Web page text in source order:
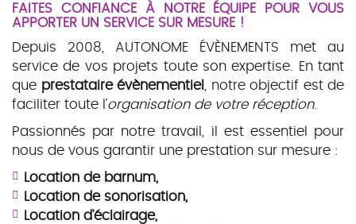
FAITES CONFIANCE À NOTRE ÉQUIPE POUR VOUS
APPORTER UN SERVICE SUR MESURE !
Depuis 2008, AUTONOME ÉVÈNEMENTS met au
service de vos projets toute son expertise. En tant
que prestataire évènementiel
, notre objectif est de
faciliter toute l'organisation de votre réception.
Passionnés par notre travail, il est essentiel pour
nous de vous garantir une prestation sur mesure :
Location de barnum,
Location de sonorisation,
Location d'éclairage,